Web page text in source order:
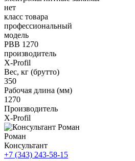
нет
класс товара
профессиональный
модель
PBB 1270
производитель
X-Profil
Вес, кг (брутто)
350
Рабочая длина (мм)
1270
Производитель
X-Profil
Роман
Консультант
+7 (343) 243-58-15